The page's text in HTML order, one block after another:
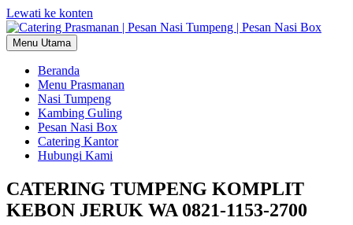
Lewati ke konten
Menu Utama
Beranda
Menu Prasmanan
Nasi Tumpeng
Kambing Guling
Pesan Nasi Box
Catering Kantor
Hubungi Kami
CATERING TUMPENG KOMPLIT
KEBON JERUK WA 0821-1153-2700